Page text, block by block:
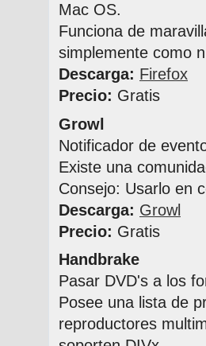
Mac OS.
Funciona de
simplemente como
Descarga: Firefox
Precio: Gratis
Growl
Notificador de
Existe una
Consejo: Usarlo en
Descarga: Growl
Precio: Gratis
Handbrake
Pasar DVD's a los
Posee una lista de
reproductores